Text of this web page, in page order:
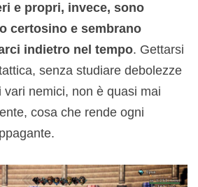
e propri, invece, sono
certosino e sembrano
indietro nel tempo. Gettarsi
senza studiare debolezze
nemici, non è quasi mai
cosa che rende ogni